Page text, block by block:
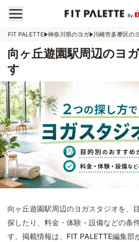
FIT PALETTE 神奈川県のヨガ 川崎市多摩区の
向ヶ丘遊園駅周辺のヨ
す
向ヶ丘遊園駅周辺のヨガスタジオを、
探したり、料金・体験・設備などの条
す。掲載情報は、FIT PALETTE編集部